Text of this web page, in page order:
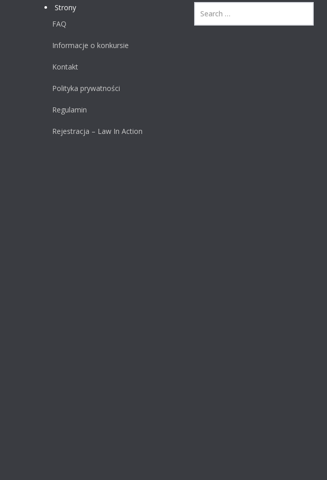
Strony
FAQ
Informacje o konkursie
Kontakt
Polityka prywatności
Regulamin
Rejestracja – Law In Action